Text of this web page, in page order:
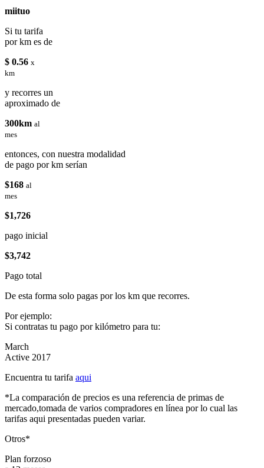
miituo
Si tu tarifa
por km es de
$ 0.56 x
km
y recorres un
aproximado de
300km al
mes
entonces, con nuestra modalidad
de pago por km serían
$168 al
mes
$1,726
pago inicial
$3,742
Pago total
De esta forma solo pagas por los km que recorres.
Por ejemplo:
Si contratas tu pago por kilómetro para tu:
March
Active 2017
Encuentra tu tarifa aqui
*La comparación de precios es una referencia de primas de
mercado,tomada de varios compradores en línea por lo cual las
tarifas aqui presentadas pueden variar.
Otros*
Plan forzoso